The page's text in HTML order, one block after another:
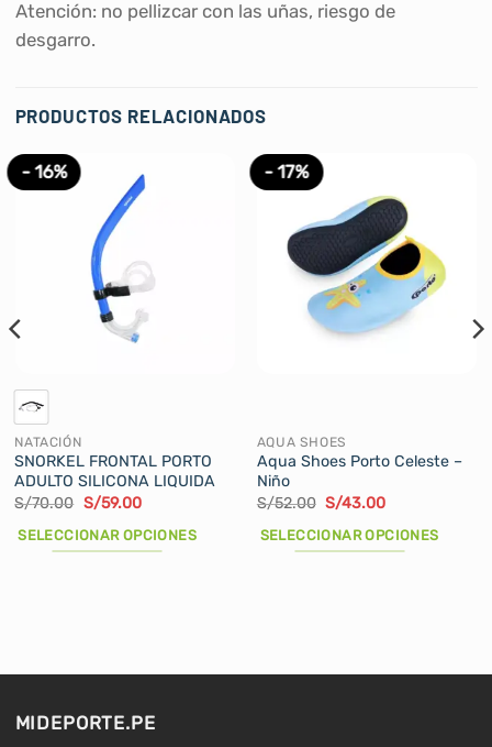
Atención: no pellizcar con las uñas, riesgo de
desgarro.
PRODUCTOS RELACIONADOS
- 16%
NATACIÓN
SNORKEL FRONTAL PORTO
ADULTO SILICONA LIQUIDA
S/70.00 El
original
era:
S/59.00El
actual
es:
SELECCIONAR OPCIONES
se
- 17%
AQUA SHOES
Aqua Shoes Porto Celeste –
Niño
S/52.00 El
original
era:
S/43.00El
actual
es:
SELECCIONAR OPCIONES
MIDEPORTE.PE